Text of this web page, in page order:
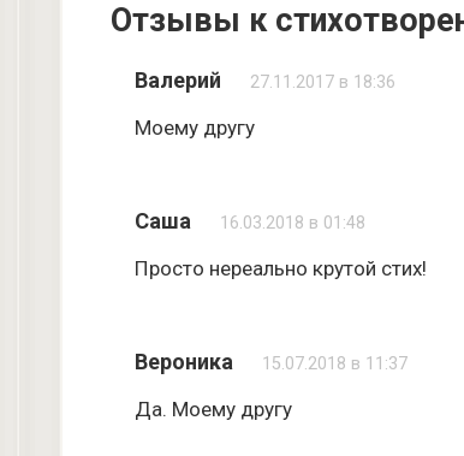
Отзывы к
Валерий 27.11.2017 в 18:36
Моему другу
Саша 16.03.2018 в 01:48
Просто нереально крутой стих!
Вероника 15.07.2018 в 11:37
Да. Моему другу